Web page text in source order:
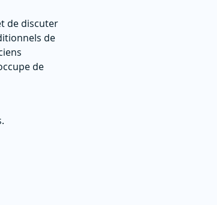
de discuter
de
de